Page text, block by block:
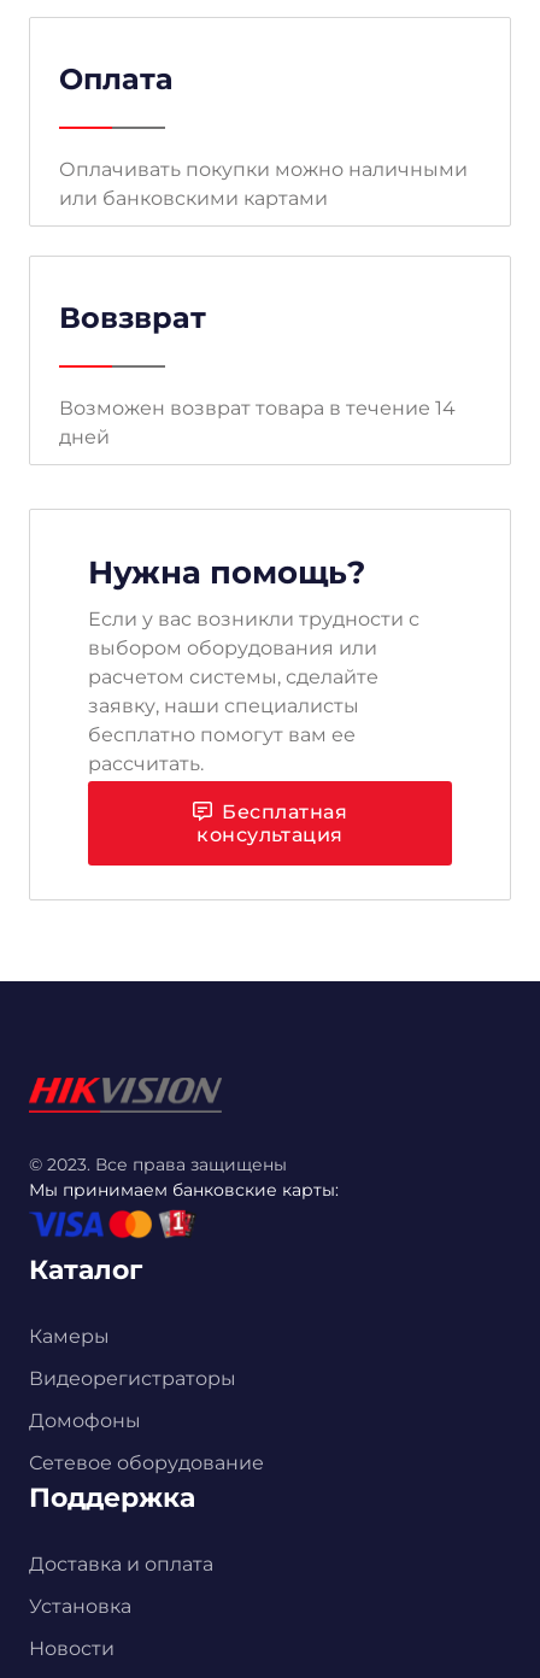
Оплата
Оплачивать покупки можно наличными
или банковскими картами
Вовзврат
Возможен возврат товара в течение 14
дней
Нужна помощь?
Если у вас возникли трудности с
выбором оборудования или
расчетом системы, сделайте
заявку, наши специалисты
бесплатно помогут вам ее
рассчитать.
Бесплатная
консультация
© 2023. Все права защищены
Мы принимаем банковские карты:
Каталог
Камеры
Видеорегистраторы
Домофоны
Сетевое оборудование
Поддержка
Доставка и оплата
Установка
Новости